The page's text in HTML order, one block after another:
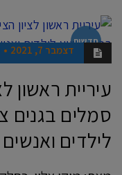
חדשות
דצמבר 7, 2021
עיריית ראשון
סמלים בגנים
לילדים